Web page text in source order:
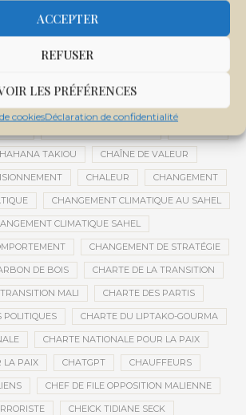
ACCEPTER
REFUSER
LES PRÉFÉRENCES
cookiesDéclaration de confidentialité
DE CONFÉRENCES DE BAMAKO
CENTRE MALI
DES EXAMENS ET CONCOURS DE L’ÉDUCATION
CERCLE DE RÉFLEXION À DISTANCE
RUSSES CÉRÉMONIE DE DÉCORATION
TAKIOU CHAÎNE DE VALEUR
CHALEUR CHANGEMENT
CHANGEMENT CLIMATIQUE AU SAHEL
CLIMATIQUE SAHEL
CHANGEMENT DE STRATÉGIE
DE BOIS CHARTE DE LA TRANSITION
MALI CHARTE DES PARTIS
POLITIQUES CHARTE DU LIPTAKO-GOURMA
CHARTE NATIONALE POUR LA PAIX
LA PAIX CHATGPT CHAUFFEURS
CHEF DE FILE OPPOSITION MALIENNE
CHEICK TIDIANE SECK